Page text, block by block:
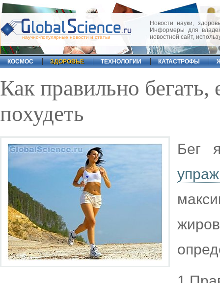
научно-популярные новости и статьи
Новости науки,
Информеры для
новостной сайт,
КОСМОС ЗДОРОВЬЕ ТЕХНОЛОГИИ КАТАСТРОФЫ
Как правильно бегать,
похудеть
Бег